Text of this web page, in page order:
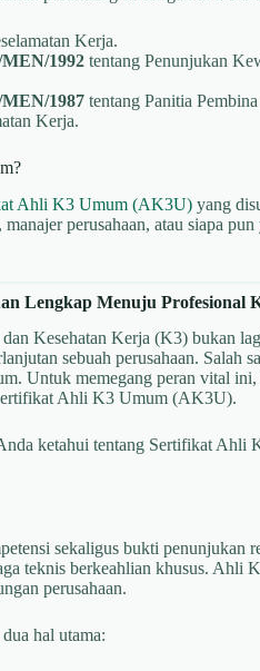
Kerja.
1992 tentang Penunjukan
1987 tentang Panitia
Kerja.
Ahli K3 Umum (AK3U) yang
perusahaan, atau siapa
Lengkap Menuju Profesional
Kesehatan Kerja (K3) bukan
sebuah perusahaan. Salah
Untuk memegang peran vital ini,
Ahli K3 Umum (AK3U).
ketahui tentang Sertifikat Ahli
sekaligus bukti penunjukan
teknis berkeahlian khusus. Ahli
perusahaan.
hal utama: